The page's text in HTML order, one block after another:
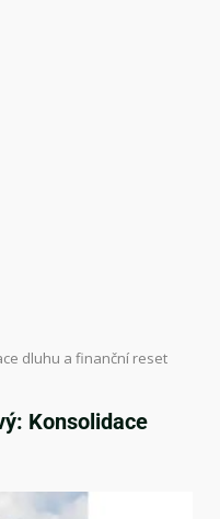
dluhu a finanční reset
Konsolidace